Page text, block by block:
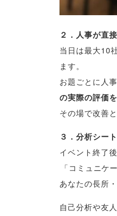
２．人事が直
当日は最大10
ます。
お題ごとに人
の実際の評価
その場で改善
３．分析シー
イベント終了
「コミュニケ
あなたの長所
自己分析や友